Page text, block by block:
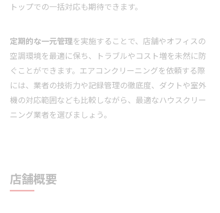
トップでの一括対応も期待できます。
定期的な一元管理を実施することで、店舗やオフィスの
空調環境を最適に保ち、トラブルやコスト増を未然に防
ぐことができます。エアコンクリーニングを依頼する際
には、業者の技術力や記録管理の徹底度、ダクトや室外
機の対応範囲なども比較しながら、最適なハウスクリー
ニング業者を選びましょう。
店舗概要